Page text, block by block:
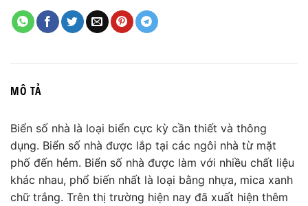
MÔ TẢ
Biển số nhà là loại biển cực kỳ cần thiết và thông
dụng. Biển số nhà được lắp tại các ngôi nhà từ mặt
phố đến hẻm. Biển số nhà được làm với nhiều chất liệu
khác nhau, phổ biến nhất là loại bằng nhựa, mica xanh
chữ trắng. Trên thị trường hiện nay đã xuất hiện thêm